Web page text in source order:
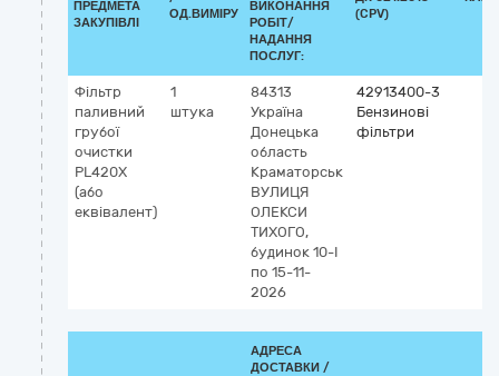
ПРЕДМЕТА
ЗАКУПІВЛІ
ОД.ВИМІРУ
ВИКОНАННЯ
РОБІТ/
НАДАННЯ
ПОСЛУГ:
(CPV)
Фільтр
паливний
грубої
очистки
PL420X
(або
еквівалент)
1
штука
84313
Україна
Донецька
область
Краматорськ
ВУЛИЦЯ
ОЛЕКСИ
ТИХОГО,
будинок 10-І
по 15-11-
2026
42913400-3
Бензинові
фільтри
АДРЕСА
ДОСТАВКИ /